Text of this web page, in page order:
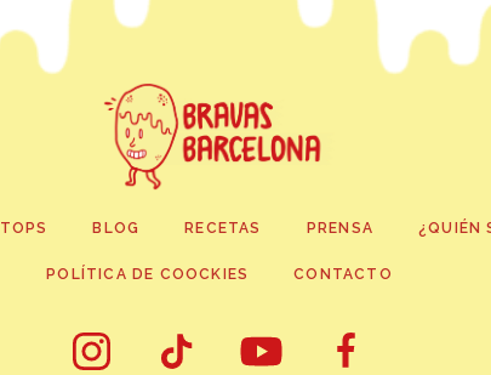
TOPS BLOG RECETAS PRENSA ¿QUIÉN
POLÍTICA DE COOCKIES CONTACTO